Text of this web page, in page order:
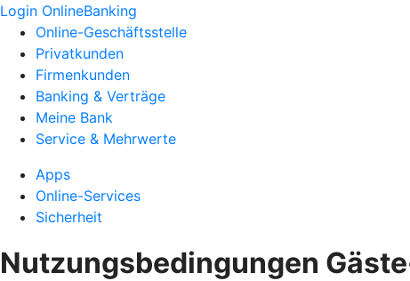
Login OnlineBanking
Online-Geschäftsstelle
Privatkunden
Firmenkunden
Banking & Verträge
Meine Bank
Service & Mehrwerte
Apps
Online-Services
Sicherheit
Nutzungsbedingungen